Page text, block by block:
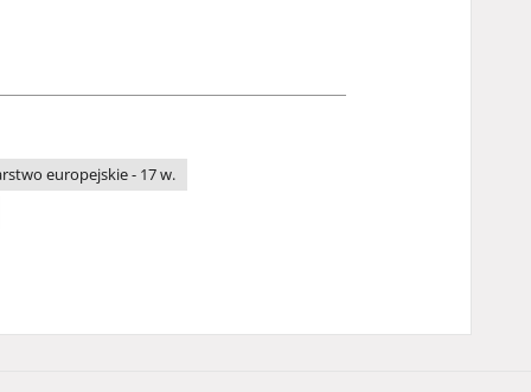
europejskie - 17 w.